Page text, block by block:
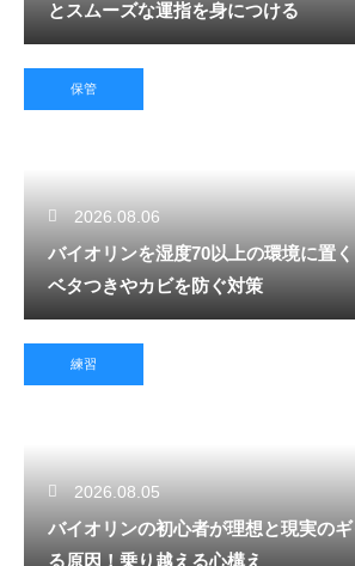
とスムーズな運指を身につける
保管
2026.08.06
バイオリンを湿度70以上の環境に置
ベタつきやカビを防ぐ対策
練習
2026.08.05
バイオリンの初心者が理想と現実の
る原因！乗り越える心構え